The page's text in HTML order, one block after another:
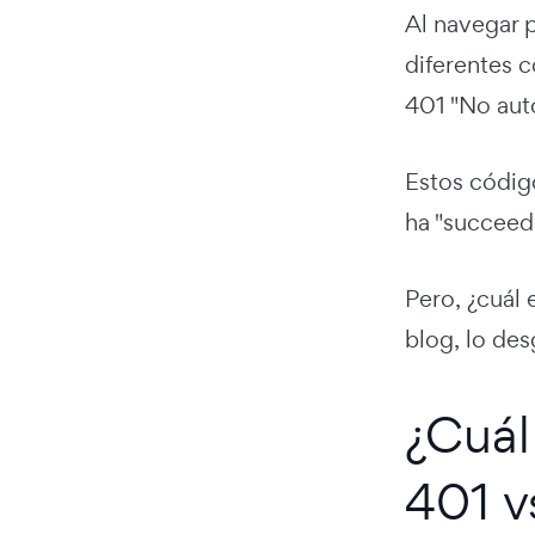
Al navegar
diferentes
401 "No
Estos
ha
Pero,
blog, lo
401